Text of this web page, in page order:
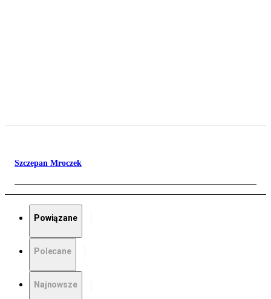
Szczepan Mroczek
Powiązane
Polecane
Najnowsze